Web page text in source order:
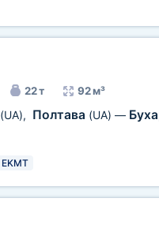
22 т 92 м³
(UA), Полтава (UA) —
EKMT